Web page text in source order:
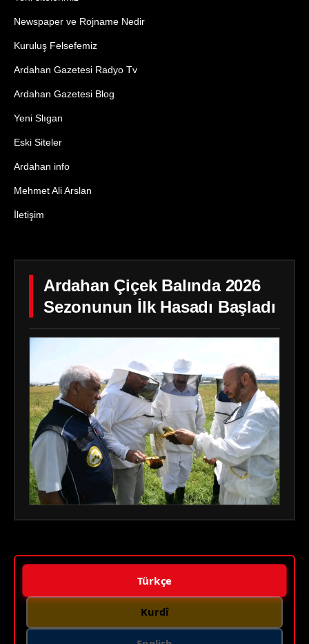
Newspaper ve Rojname Nedir
Kuruluş Felsefemiz
Ardahan Gazetesi Radyo Tv
Ardahan Gazetesi Blog
Yeni Slıgan
Eski Siteler
Ardahan info
Mehmet Ali Arslan
İletişim
Ardahan Çiçek Balında 2026
Sezonunun İlk Hasadı Başladı
Türkçe
Kurdî